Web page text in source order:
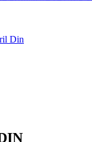
Din